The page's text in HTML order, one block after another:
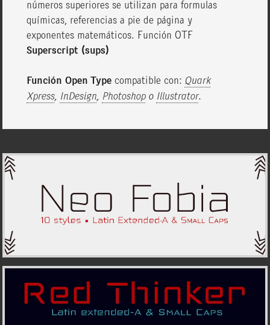
números superiores se utilizan para formulas
químicas, referencias a pie de página y
exponentes matemáticos. Función OTF
Superscript (sups)
Función Open Type compatible con: Quark
Xpress, InDesign, Photoshopo Illustrator.